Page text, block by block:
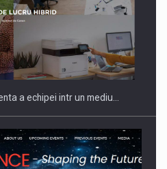
DE AFACERI, ACADEMIC
a echipei intr un mediu…